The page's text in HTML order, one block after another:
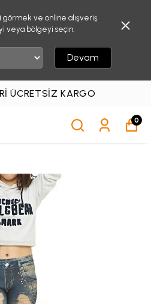
görmek ve online alışveriş
veya bölgeyi seçin.
Devam
ÜCRETSIZ KARGO
0